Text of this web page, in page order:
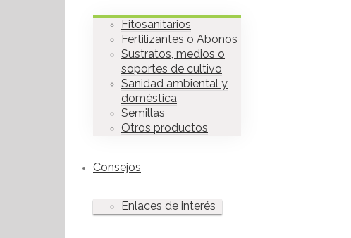
Fitosanitarios
Fertilizantes o Abonos
Sustratos, medios o
soportes de cultivo
Sanidad ambiental y
doméstica
Semillas
Otros productos
Consejos
Enlaces de interés